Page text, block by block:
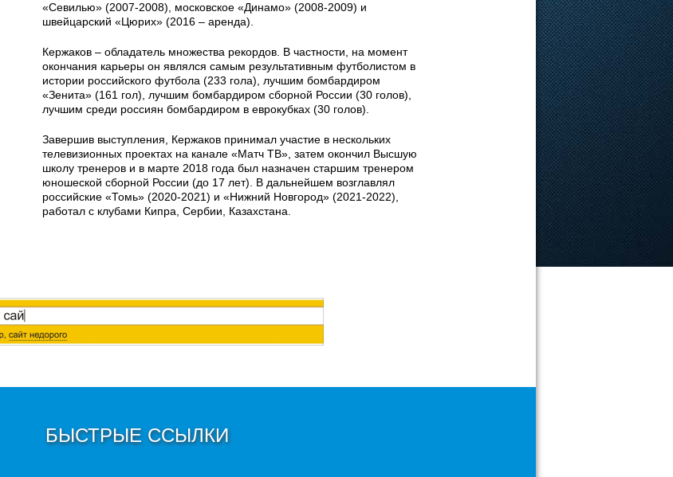
«Севилью» (2007-2008), московское «Динамо» (2008-2009) и
швейцарский «Цюрих» (2016 – аренда).
Кержаков – обладатель множества рекордов. В частности, на момент
окончания карьеры он являлся самым результативным футболистом в
истории российского футбола (233 гола), лучшим бомбардиром
«Зенита» (161 гол), лучшим бомбардиром сборной России (30 голов),
лучшим среди россиян бомбардиром в еврокубках (30 голов).
Завершив выступления, Кержаков принимал участие в нескольких
телевизионных проектах на канале «Матч ТВ», затем окончил Высшую
школу тренеров и в марте 2018 года был назначен старшим тренером
юношеской сборной России (до 17 лет). В дальнейшем возглавлял
российские «Томь» (2020-2021) и «Нижний Новгород» (2021-2022),
работал с клубами Кипра, Сербии, Казахстана.
БЫСТРЫЕ ССЫЛКИ